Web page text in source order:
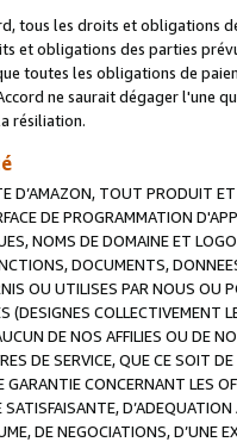
tous les droits et obligations
et obligations des parties
toutes les obligations de
ne saurait dégager l'une
résiliation.
D’AMAZON, TOUT PRODUIT
DE PROGRAMMATION
NOMS DE DOMAINE ET
DOCUMENTS,
OU UTILISES PAR NOUS OU
(DESIGNES COLLECTIVEMENT
DE NOS AFFILIES OU DE
DE SERVICE, QUE CE SOIT
CONCERNANT LES
SATISFAISANTE,
DE NEGOCIATIONS, D’UNE